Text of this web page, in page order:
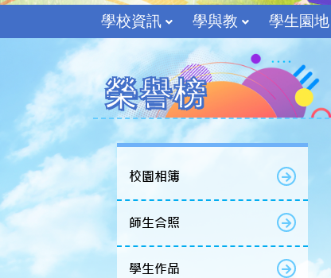
學校資訊 學與教 學生園地
榮譽榜
校園相簿
師生合照
學生作品